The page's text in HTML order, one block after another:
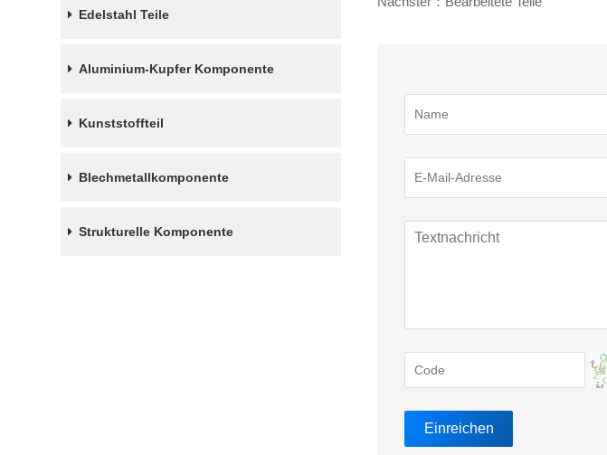
Edelstahl Teile
Aluminium-Kupfer Komponente
Kunststoffteil
Blechmetallkomponente
Strukturelle Komponente